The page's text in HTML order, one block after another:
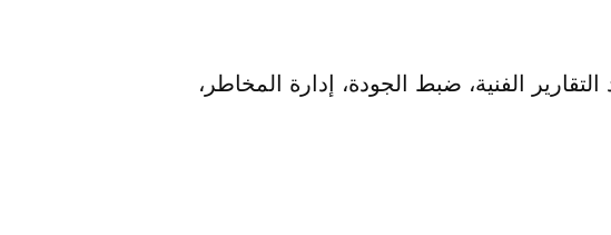
الفنية، ضبط الجودة، إدارة المخاطر،